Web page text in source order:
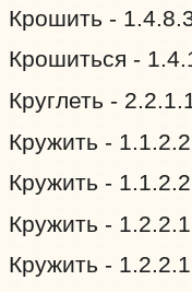
Крошить -
Крошиться -
Круглеть -
Кружить -
Кружить -
Кружить -
Кружить -